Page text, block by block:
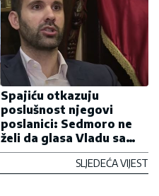
Spajiću otkazuju
poslušnost njegovi
poslanici: Sedmoro ne
želi da glasa Vladu sa
Milovim igračma
SLJEDEĆA VIJEST